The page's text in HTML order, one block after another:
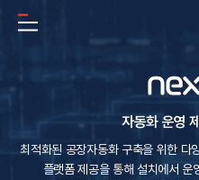
자동화 운영
최적화된 공장자동화 구축을 위한 다
플랫폼 제공을 통해 설치에서 운